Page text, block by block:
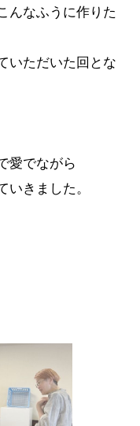
んなふうに作りた
いただいた回とな
愛でながら
きました。